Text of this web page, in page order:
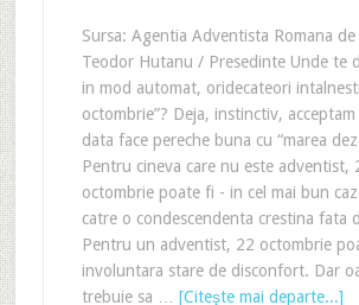
Sursa: Agentia Adventista Romana
Teodor Hutanu / Presedinte Unde te
in mod automat, oridecateori
octombrie”? Deja, instinctiv, acceptam
data face pereche buna cu “marea
Pentru cineva care nu este adventist,
octombrie poate fi - in cel mai bun caz
catre o condescendenta crestina fata
Pentru un adventist, 22 octombrie
involuntara stare de disconfort. Dar
trebuie sa … [Citeşte mai departe...]